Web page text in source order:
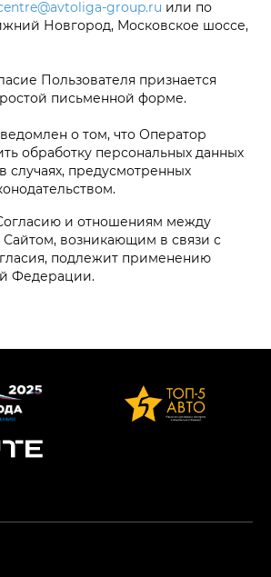
group.ru или по
Новгород, Московское шоссе,
Пользователя признается
письменной форме.
о том, что Оператор
обработку персональных данных
случаях, предусмотренных
и отношениям между
возникающим в связи с
подлежит применению
Федерации.